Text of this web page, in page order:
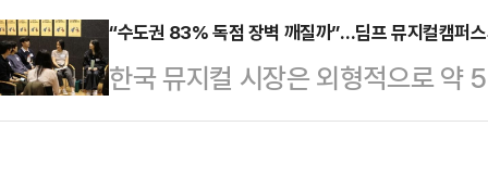
무대로 불러내는 동력이 됐다.지난
신을 염하는 안드로이드 로비스를
인지 …
장의 대결은 관객들에게 ‘비교 관람
이를 키우는 결과를 낳았다.그리고
씨’를 통해 다시 한 번 정면승부에
“수도권 83% 독점 장벽 깨질까”…딤프 뮤지컬캠퍼스
한국 뮤지컬 시장은 외형적으로 약
하고 있지만, 그 이면에는 ‘수도권